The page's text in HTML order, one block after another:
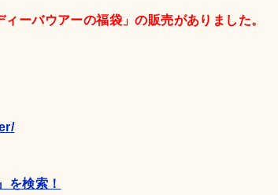
ーバウアーの福袋」の販売がありました。
を検索！